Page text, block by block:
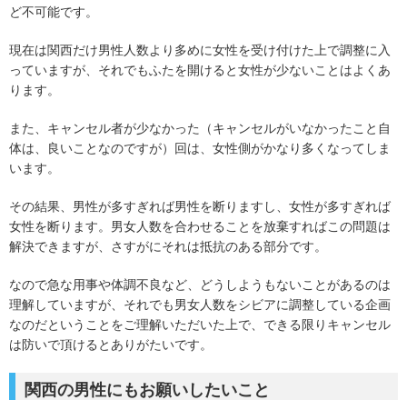
ど不可能です。
現在は関西だけ男性人数より多めに女性を受け付けた上で調整に入
っていますが、それでもふたを開けると女性が少ないことはよくあ
ります。
また、キャンセル者が少なかった（キャンセルがいなかったこと自
体は、良いことなのですが）回は、女性側がかなり多くなってしま
います。
その結果、男性が多すぎれば男性を断りますし、女性が多すぎれば
女性を断ります。男女人数を合わせることを放棄すればこの問題は
解決できますが、さすがにそれは抵抗のある部分です。
なので急な用事や体調不良など、どうしようもないことがあるのは
理解していますが、それでも男女人数をシビアに調整している企画
なのだということをご理解いただいた上で、できる限りキャンセル
は防いで頂けるとありがたいです。
関西の男性にもお願いしたいこと